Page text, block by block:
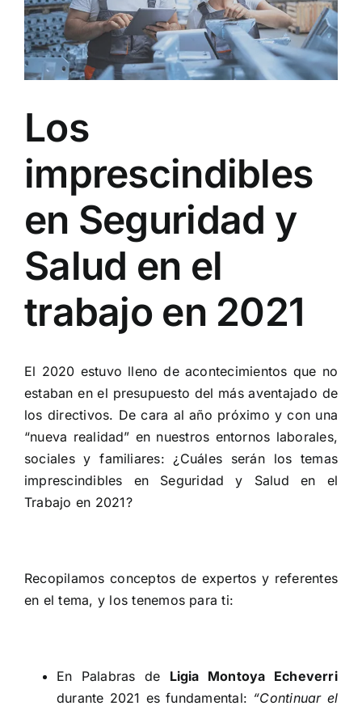
Los
imprescindibles
en Seguridad y
Salud en el
trabajo en 2021
El 2020 estuvo lleno de acontecimientos que no
estaban en el presupuesto del más aventajado de
los directivos. De cara al año próximo y con una
“nueva realidad” en nuestros entornos laborales,
sociales y familiares: ¿Cuáles serán los temas
imprescindibles en Seguridad y Salud en el
Trabajo en 2021?
Recopilamos conceptos de expertos y referentes
en el tema, y los tenemos para ti:
En Palabras de Ligia Montoya Echeverri
durante 2021 es fundamental: “Continuar el